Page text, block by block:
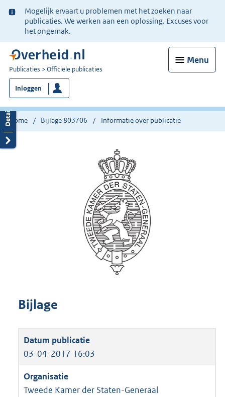
Ter
informatie:
Mogelijk ervaart u problemen met het zoeken naar
publicaties. We werken aan een oplossing. Excuses voor
het ongemak.
Menu
U
bent
nu
hier:
Publicaties Officiële publicaties
Inloggen
Home Bijlage 803706 Informatie over publicatie
Bijlage
03-04-2017 16:03
Tweede Kamer der Staten-Generaal